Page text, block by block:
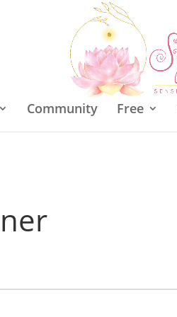
Community Free